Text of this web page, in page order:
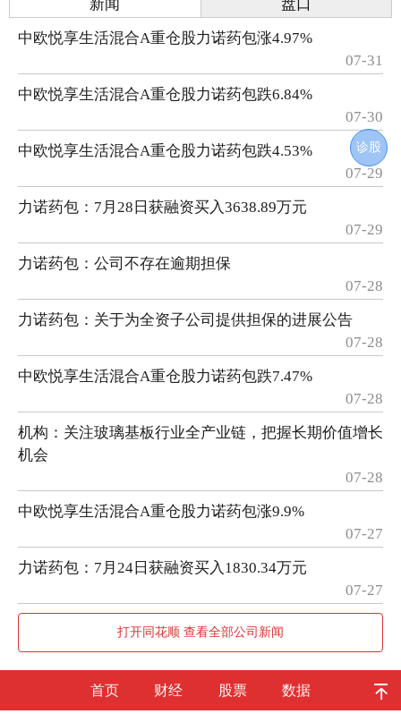
诊股
新闻
盘口
中欧悦享生活混合A重仓股力诺药包涨4.97%
07-31
中欧悦享生活混合A重仓股力诺药包跌6.84%
07-30
中欧悦享生活混合A重仓股力诺药包跌4.53%
07-29
力诺药包：7月28日获融资买入3638.89万元
07-29
力诺药包：公司不存在逾期担保
07-28
力诺药包：关于为全资子公司提供担保的进展公告
07-28
中欧悦享生活混合A重仓股力诺药包跌7.47%
07-28
机构：关注玻璃基板行业全产业链，把握长期价值增长
机会
07-28
中欧悦享生活混合A重仓股力诺药包涨9.9%
07-27
力诺药包：7月24日获融资买入1830.34万元
07-27
打开同花顺 查看全部公司新闻
首页 财经 股票 数据